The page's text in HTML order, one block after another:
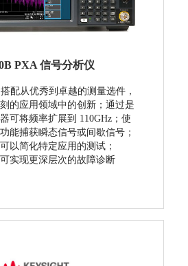
PXA 信号分析仪
配从优秀到卓越的测量选件，
的应用领域中的创新；通过是
可将频率扩展到 110GHz；使
能捕获瞬态信号或间歇信号；
以简化特定应用的测试；
实现更深层次的故障诊断